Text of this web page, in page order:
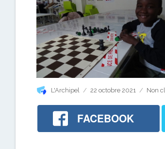
Auteur
L'Archipel
Publié
22 octobre 2021 Non
FACEBOOK